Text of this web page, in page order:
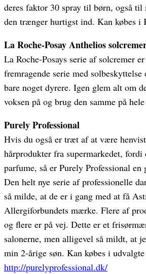
deres faktor 30 spray til børn, også til
den trænger hurtigst ind. Kan købes i
La Roche-Posay Anthelios
La Roche-Posays serie af solcremer
fremragende serie med solbeskyttelse
bare noget dyrere. Igen glem alt om
voksen på og brug den samme på
Purely Professional
Hvis du også er træt af at være
hårprodukter fra supermarkedet,
parfume, så er Purely Professional
Den helt nye serie af professionelle
så milde, at de er i gang med at få
Allergiforbundets mærke. Flere af
og flere er på vej. Dette er et
salonerne, men alligevel så mildt, at
min 2-årige søn. Kan købes i
http://purelyprofessional.dk/